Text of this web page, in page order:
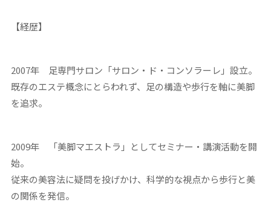
【経歴】
2007年 足専門サロン「サロン・ド・コンソラーレ」設立。
既存のエステ概念にとらわれず、足の構造や歩行を軸に美脚
を追求。
2009年 「美脚マエストラ」としてセミナー・講演活動を開
始。
従来の美容法に疑問を投げかけ、科学的な視点から歩行と美
の関係を発信。